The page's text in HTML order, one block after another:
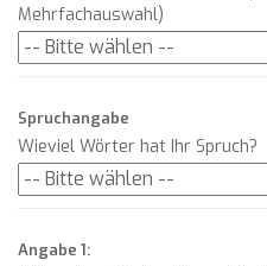
Mehrfachauswahl)
Spruchangabe
Wieviel Wörter hat Ihr Spruch?
Angabe 1: